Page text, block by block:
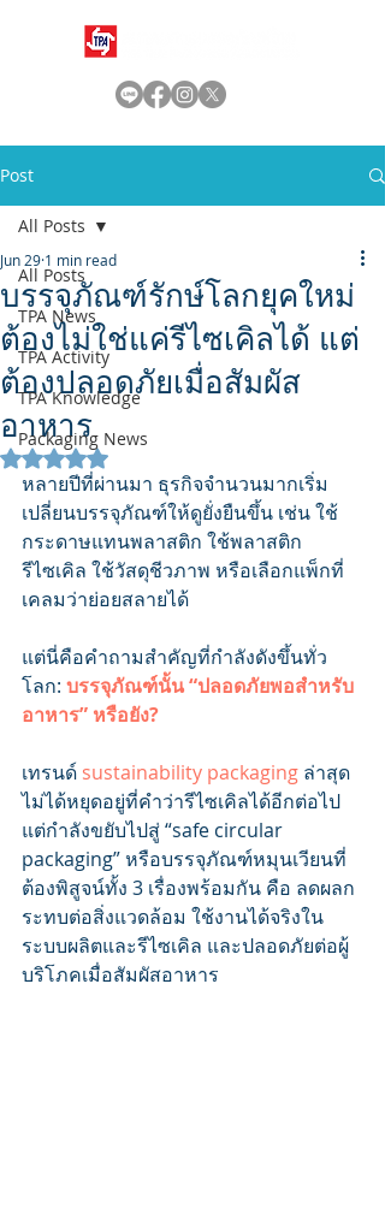
Post
All Posts
TPA News
TPA Activity
TPA Knowledge
Packaging News
All Posts
บรรจุภัณฑ์รักษ์โลกยุคใหม่
ต้องไม่ใช่แค่รีไซเคิลได้ แต่
ต้องปลอดภัยเมื่อสัมผัส
อาหาร
Jun 29 1 min read
Rated NaN out of 5 stars.
หลายปีที่ผ่านมา ธุรกิจจำนวนมากเริ่ม
เปลี่ยนบรรจุภัณฑ์ให้ดูยั่งยืนขึ้น เช่น ใช้
กระดาษแทนพลาสติก ใช้พลาสติก
รีไซเคิล ใช้วัสดุชีวภาพ หรือเลือกแพ็กที่
เคลมว่าย่อยสลายได้
แต่นี่คือคำถามสำคัญที่กำลังดังขึ้นทั่ว
โลก: บรรจุภัณฑ์นั้น “ปลอดภัยพอสำหรับ
อาหาร” หรือยัง?
เทรนด์ sustainability packaging ล่าสุด
ไม่ได้หยุดอยู่ที่คำว่ารีไซเคิลได้อีกต่อไป
แต่กำลังขยับไปสู่ “safe circular
packaging” หรือบรรจุภัณฑ์หมุนเวียนที่
ต้องพิสูจน์ทั้ง 3 เรื่องพร้อมกัน คือ ลดผลก
ระทบต่อสิ่งแวดล้อม ใช้งานได้จริงใน
ระบบผลิตและรีไซเคิล และปลอดภัยต่อผู้
บริโภคเมื่อสัมผัสอาหาร